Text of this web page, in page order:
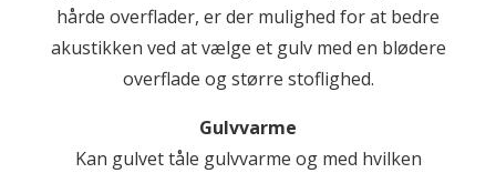
hårde overflader, er der mulighed for at bedre
akustikken ved at vælge et gulv med en blødere
overflade og større stoflighed.
Gulvvarme
Kan gulvet tåle gulvvarme og med hvilken